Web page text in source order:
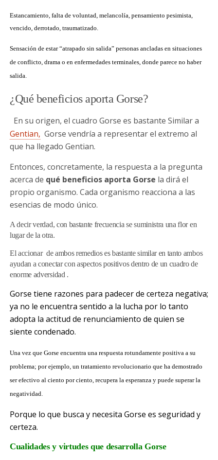
Estancamiento, falta de voluntad, melancolía, pensamiento pesimista,
vencido, derrotado, traumatizado.
Sensación de estar “atrapado sin salida” personas ancladas en situaciones
de conflicto, drama o en enfermedades terminales, donde parece no haber
salida.
¿Qué beneficios aporta Gorse?
En su origen, el cuadro Gorse es bastante Similar a
Gentian, Gorse vendría a representar el extremo al
que ha llegado Gentian.
Entonces, concretamente, la respuesta a la pregunta
acerca de qué beneficios aporta Gorse la dirá el
propio organismo. Cada organismo reacciona a las
esencias de modo único.
A decir verdad, con bastante frecuencia se suministra una flor en
lugar de la otra.
El accionar de ambos remedios es bastante similar en tanto ambos
ayudan a conectar con aspectos positivos dentro de un cuadro de
enorme adversidad .
Gorse tiene razones para padecer de certeza negativa;
ya no le encuentra sentido a la lucha por lo tanto
adopta la actitud de renunciamiento de quien se
siente condenado.
Una vez que Gorse encuentra una respuesta rotundamente positiva a su
problema; por ejemplo, un tratamiento revolucionario que ha demostrado
ser efectivo al ciento por ciento, recupera la esperanza y puede superar la
negatividad.
Porque lo que busca y necesita Gorse es seguridad y
certeza.
Cualidades y virtudes que desarrolla Gorse